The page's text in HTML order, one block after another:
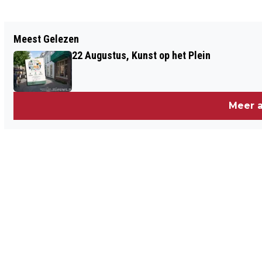
SPANNENDE RONDE VAN WOENSDRECHT
Meest Gelezen
22 Augustus, Kunst op het Plein
Meer